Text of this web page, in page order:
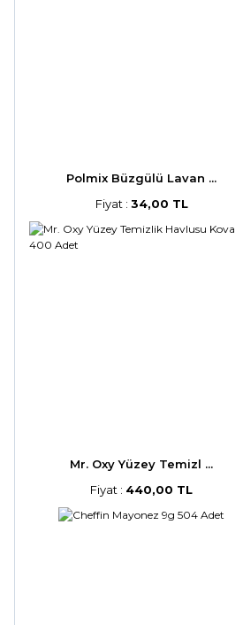
Polmix Büzgülü Lavan ...
Fiyat : 34,00 TL
Mr. Oxy Yüzey Temizl ...
Fiyat : 440,00 TL